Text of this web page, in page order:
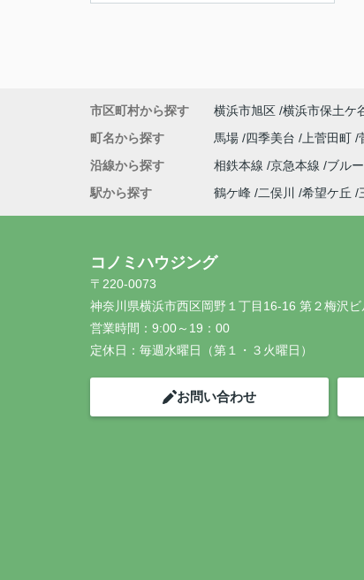
市区町村から探す 横浜市旭区 横浜市保土ケ
町名から探す
馬場 四季美台 上菅田町
沿線から探す
相鉄本線 京急本線 ブル
駅から探す
鶴ケ峰 二俣川 希望ケ丘
コノミハウジング
〒220-0073
神奈川県横浜市西区岡野１丁目16-16 第２梅沢ビ
営業時間： 9:00～19：00
定休日： 毎週水曜日（第１・３火曜日）
お問い合わせ